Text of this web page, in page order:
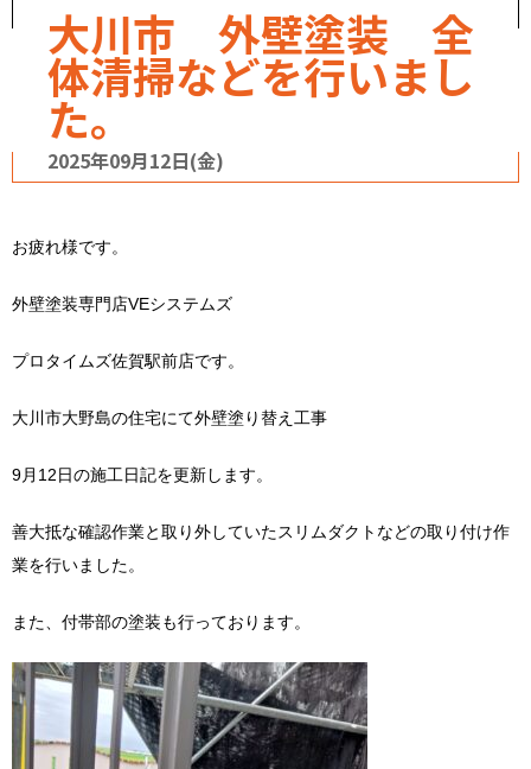
大川市 外壁塗装 全
体清掃などを行いまし
た。
2025年09月12日(金)
お疲れ様です。
外壁塗装専門店VEシステムズ
プロタイムズ佐賀駅前店です。
大川市大野島の住宅にて外壁塗り替え工事
9月12日の施工日記を更新します。
善大抵な確認作業と取り外していたスリムダクトなどの取り付け作
業を行いました。
また、付帯部の塗装も行っております。